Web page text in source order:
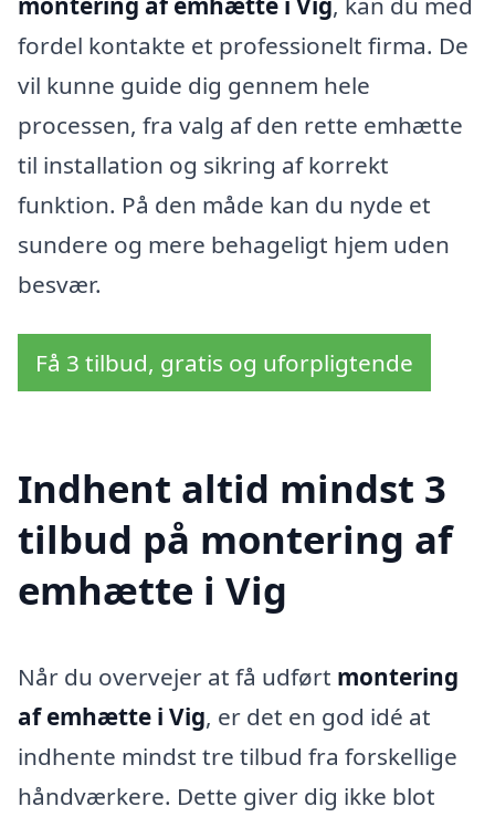
fordel kontakte et professionelt firma. De
vil kunne guide dig gennem hele
processen, fra valg af den rette emhætte
til installation og sikring af korrekt
funktion. På den måde kan du nyde et
sundere og mere behageligt hjem uden
besvær.
Få 3 tilbud, gratis og uforpligtende
Indhent altid mindst 3
tilbud på montering af
emhætte i Vig
Når du overvejer at få udført montering
af emhætte i Vig, er det en god idé at
indhente mindst tre tilbud fra forskellige
håndværkere. Dette giver dig ikke blot